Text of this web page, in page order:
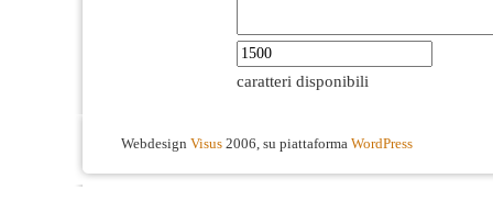
caratteri disponibili
Webdesign Visus 2006, su piattaforma WordPress